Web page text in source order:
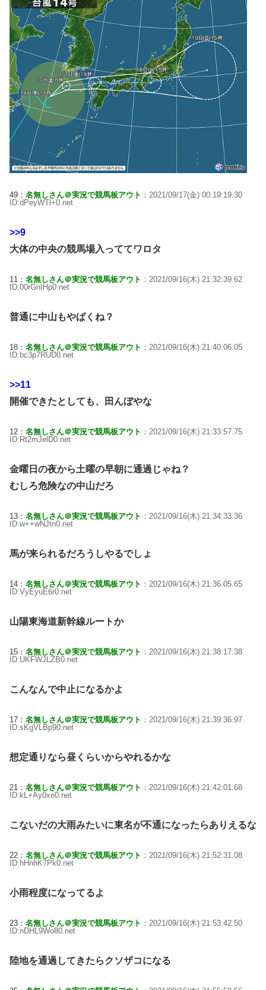
49： 名無しさん＠実況で競馬板アウト ：2021/09/17(金) 00:19:19.30
ID:dPeyWTl+0.net
>>9
大体の中央の競馬場入っててワロタ
11： 名無しさん＠実況で競馬板アウト ：2021/09/16(木) 21:32:39.62
ID:00rGnIHp0.net
普通に中山もやばくね？
18： 名無しさん＠実況で競馬板アウト ：2021/09/16(木) 21:40:06.05
ID:bc3p7RUD0.net
>>11
開催できたとしても、田んぼやな
12： 名無しさん＠実況で競馬板アウト ：2021/09/16(木) 21:33:57.75
ID:Rt2mJelD0.net
金曜日の夜から土曜の早朝に通過じゃね？
むしろ危険なの中山だろ
13： 名無しさん＠実況で競馬板アウト ：2021/09/16(木) 21:34:33.36
ID:w++wNJtn0.net
馬が来られるだろうしやるでしょ
14： 名無しさん＠実況で競馬板アウト ：2021/09/16(木) 21:36:05.65
ID:VyEyuE6r0.net
山陽東海道新幹線ルートか
15： 名無しさん＠実況で競馬板アウト ：2021/09/16(木) 21:38:17.38
ID:UKFWJLZB0.net
こんなんで中止になるかよ
17： 名無しさん＠実況で競馬板アウト ：2021/09/16(木) 21:39:36.97
ID:sKgVLBp90.net
想定通りなら昼くらいからやれるかな
21： 名無しさん＠実況で競馬板アウト ：2021/09/16(木) 21:42:01.68
ID:kL+Ay0xe0.net
こないだの大雨みたいに東名が不通になったらありえるな
22： 名無しさん＠実況で競馬板アウト ：2021/09/16(木) 21:52:31.08
ID:hHnhK7Pk0.net
小雨程度になってるよ
23： 名無しさん＠実況で競馬板アウト ：2021/09/16(木) 21:53:42.50
ID:nDHL9Wo80.net
陸地を通過してきたらクソザコになる